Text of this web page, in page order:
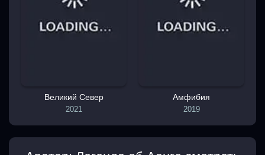
Великий Север
2021
Амфибия
2019